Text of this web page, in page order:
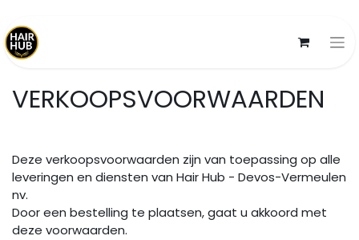
VERKOOPSVOORWAARDEN
Deze verkoopsvoorwaarden zijn van toepassing op alle
leveringen en diensten van Hair Hub - Devos-Vermeulen
nv.
Door een bestelling te plaatsen, gaat u akkoord met
deze voorwaarden.